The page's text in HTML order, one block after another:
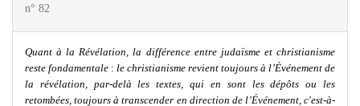
n° 82
Quant à la Révélation, la différence entre judaïsme et christianisme
reste fondamentale : le christianisme revient toujours à l’Événement de
la révélation, par-delà les textes, qui en sont les dépôts ou les
retombées, toujours à transcender en direction de l’Événement, c'est-à-